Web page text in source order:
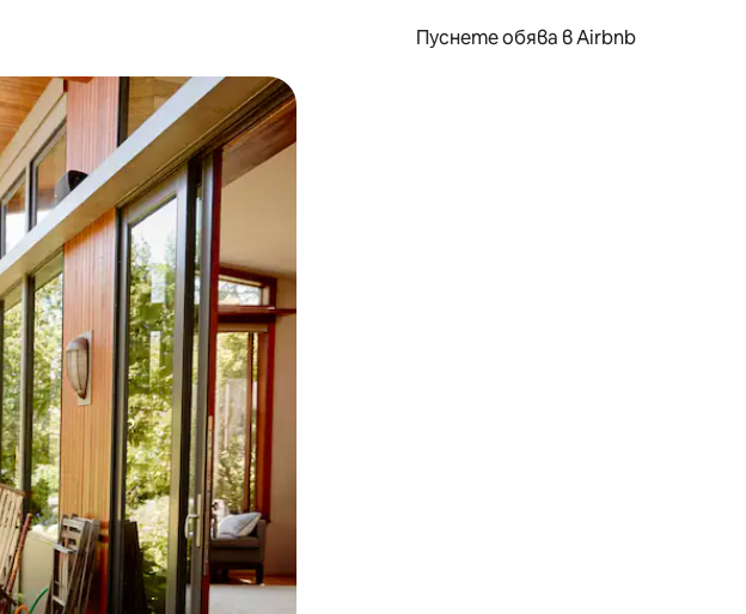
Пуснете обява в Airbnb
или навигирайте с докосване или плъзгане.